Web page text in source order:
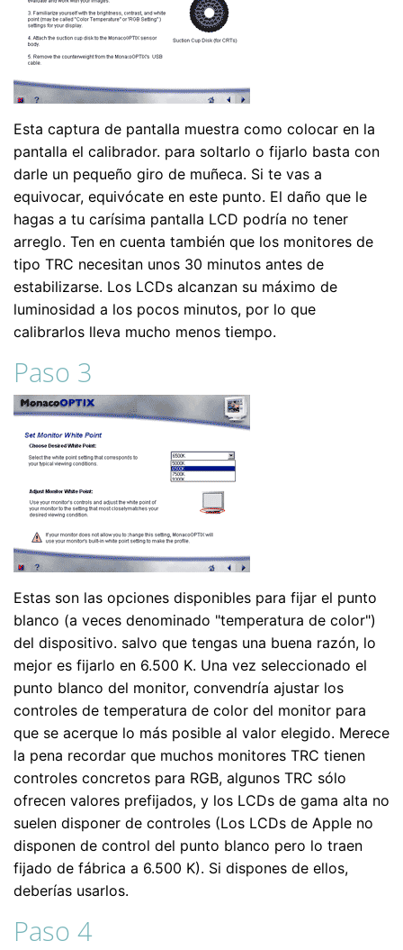
Esta captura de pantalla muestra como colocar en la
pantalla el calibrador. para soltarlo o fijarlo basta con
darle un pequeño giro de muñeca. Si te vas a
equivocar, equivócate en este punto. El daño que le
hagas a tu carísima pantalla LCD podría no tener
arreglo. Ten en cuenta también que los monitores de
tipo TRC necesitan unos 30 minutos antes de
estabilizarse. Los LCDs alcanzan su máximo de
luminosidad a los pocos minutos, por lo que
calibrarlos lleva mucho menos tiempo.
Paso 3
Estas son las opciones disponibles para fijar el punto
blanco (a veces denominado "temperatura de color")
del dispositivo. salvo que tengas una buena razón, lo
mejor es fijarlo en 6.500 K. Una vez seleccionado el
punto blanco del monitor, convendría ajustar los
controles de temperatura de color del monitor para
que se acerque lo más posible al valor elegido. Merece
la pena recordar que muchos monitores TRC tienen
controles concretos para RGB, algunos TRC sólo
ofrecen valores prefijados, y los LCDs de gama alta no
suelen disponer de controles (Los LCDs de Apple no
disponen de control del punto blanco pero lo traen
fijado de fábrica a 6.500 K). Si dispones de ellos,
deberías usarlos.
Paso 4